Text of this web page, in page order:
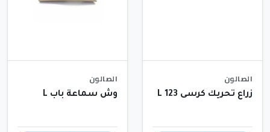
الصالون
زراع تحريك كرسى 123 L
الصالون
وش سماعة باب L